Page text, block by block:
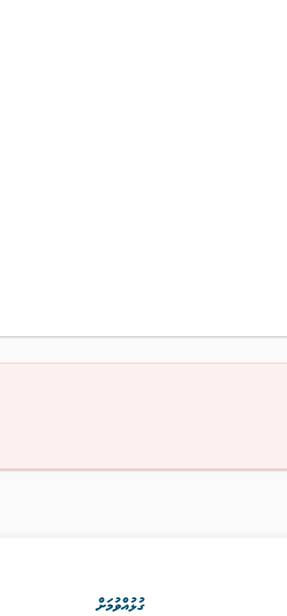
ގުޅުއްވުމަށް